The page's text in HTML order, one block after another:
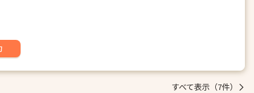
すべて表示（7件）